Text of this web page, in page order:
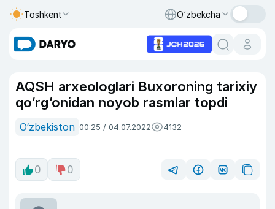
Toshkent O‘zbekcha
AQSH arxeologlari Buxoroning tarixiy
qo‘rg‘onidan noyob rasmlar topdi
O‘zbekiston 00:25 / 04.07.2022 4132
0 0